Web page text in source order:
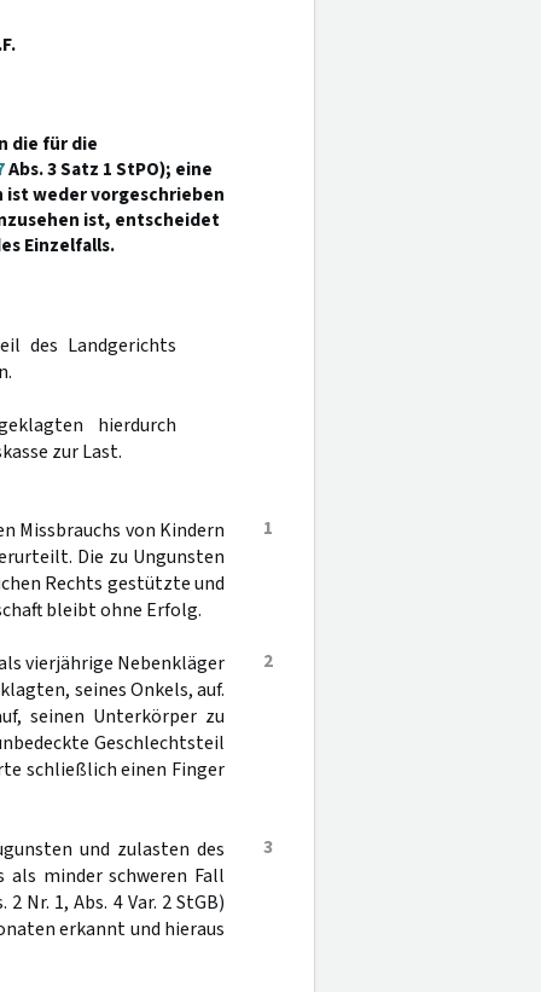
die für die
Abs. 3 Satz 1 StPO); eine
weder vorgeschrieben
ist, entscheidet
Einzelfalls.
des Landgerichts
hierdurch
zur Last.
1
Missbrauchs von Kindern
Die zu Ungunsten
Rechts gestützte und
bleibt ohne Erfolg.
2
vierjährige Nebenkläger
seines Onkels, auf.
seinen Unterkörper zu
Geschlechtsteil
schließlich einen Finger
3
und zulasten des
als minder schweren Fall
2 Nr. 1, Abs. 4 Var. 2 StGB)
erkannt und hieraus